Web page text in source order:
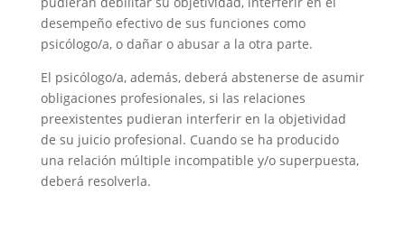
desempeño efectivo de sus funciones como
psicólogo/a, o dañar o abusar a la otra parte.
El psicólogo/a, además, deberá abstenerse de asumir
obligaciones profesionales, si las relaciones
preexistentes pudieran interferir en la objetividad
de su juicio profesional. Cuando se ha producido
una relación múltiple incompatible y/o superpuesta,
deberá resolverla.